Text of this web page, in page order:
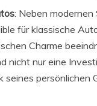
: Neben
für klassische
Charme
nicht nur eine
seines persönlichen